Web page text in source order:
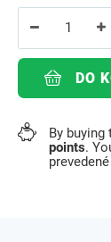
DO
By
points.